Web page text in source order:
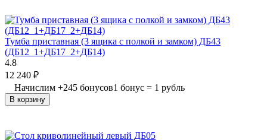
Тумба приставная (3 ящика с полкой и замком) ДБ43
(ДБ12_1+ДБ17_2+ДБ14)
4.8
12 240 ₽
Начислим +245 бонусов1 бонус = 1 рубль
В корзину